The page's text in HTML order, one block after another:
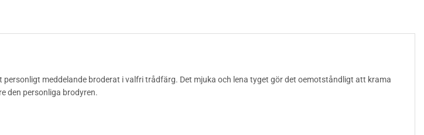
meddelande broderat i valfri trådfärg. Det mjuka och lena tyget gör det oemotståndligt att krama
den personliga brodyren.